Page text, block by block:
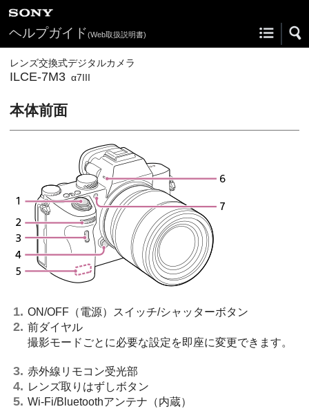
ヘルプガイド(Web取扱説明書)
レンズ交換式デジタルカメラ
ILCE-7M3 α7III
本体前面
ON/OFF（電源）スイッチ/シャッターボタン
前ダイヤル
撮影モードごとに必要な設定を即座に変更できます。
赤外線リモコン受光部
レンズ取りはずしボタン
Wi-Fi/Bluetoothアンテナ（内蔵）